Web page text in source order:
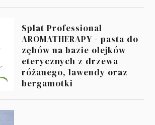
Splat Professional
AROMATHERAPY - pasta do
zębów na bazie olejków
eterycznych z drzewa
różanego, lawendy oraz
bergamotki